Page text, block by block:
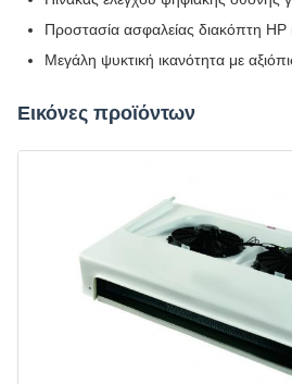
Προστασία ασφαλείας διακόπτη HP
Μεγάλη ψυκτική ικανότητα με
Εικόνες προϊόντων